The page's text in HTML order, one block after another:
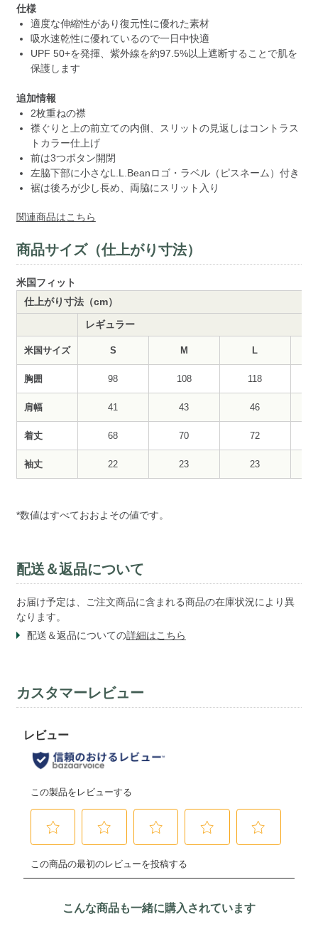
仕様
適度な伸縮性があり復元性に優れた素材
吸水速乾性に優れているので一日中快適
UPF 50+を発揮、紫外線を約97.5%以上遮断することで肌を
保護します
追加情報
2枚重ねの襟
襟ぐりと上の前立ての内側、スリットの見返しはコントラス
トカラー仕上げ
前は3つボタン開閉
左脇下部に小さなL.L.Beanロゴ・ラベル（ピスネーム）付き
裾は後ろが少し長め、両脇にスリット入り
関連商品はこちら
商品サイズ（仕上がり寸法）
米国フィット
仕上がり寸法（cm）
レギュラー
米国サイズ S M L
胸囲 98 108 118
肩幅 41 43 46
着丈 68 70 72
袖丈 22 23 23
*数値はすべておおよその値です。
配送＆返品について
お届け予定は、ご注文商品に含まれる商品の在庫状況により異
なります。
配送＆返品についての詳細はこちら
カスタマーレビュー
こんな商品も一緒に購入されています